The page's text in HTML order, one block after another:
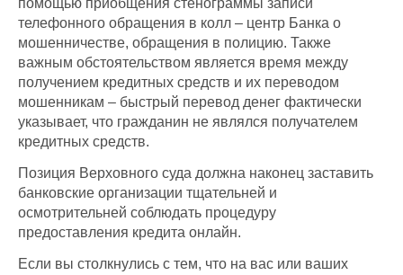
помощью приобщения стенограммы записи
телефонного обращения в колл – центр Банка о
мошенничестве, обращения в полицию. Также
важным обстоятельством является время между
получением кредитных средств и их переводом
мошенникам – быстрый перевод денег фактически
указывает, что гражданин не являлся получателем
кредитных средств.
Позиция Верховного суда должна наконец заставить
банковские организации тщательней и
осмотрительней соблюдать процедуру
предоставления кредита онлайн.
Если вы столкнулись с тем, что на вас или ваших